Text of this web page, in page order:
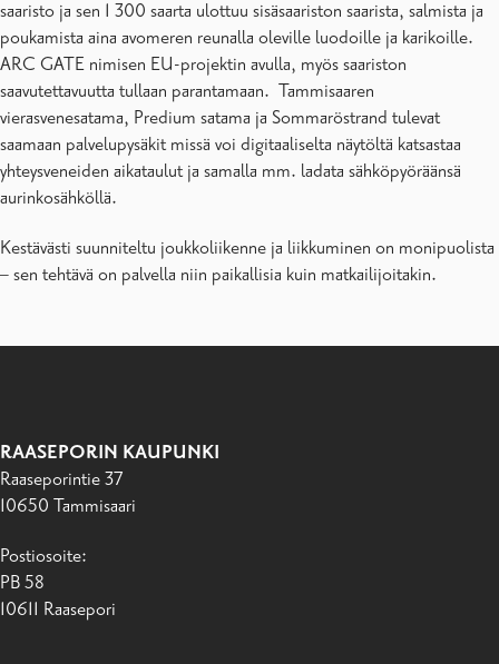
saaristo ja sen 1 300 saarta ulottuu sisäsaariston saarista, salmista ja
poukamista aina avomeren reunalla oleville luodoille ja karikoille.
ARC GATE nimisen EU-projektin avulla, myös saariston
saavutettavuutta tullaan parantamaan. Tammisaaren
vierasvenesatama, Predium satama ja Sommaröstrand tulevat
saamaan palvelupysäkit missä voi digitaaliselta näytöltä katsastaa
yhteysveneiden aikataulut ja samalla mm. ladata sähköpyöräänsä
aurinkosähköllä.
Kestävästi suunniteltu joukkoliikenne ja liikkuminen on monipuolista
– sen tehtävä on palvella niin paikallisia kuin matkailijoitakin.
RAASEPORIN KAUPUNKI
Raaseporintie 37
10650 Tammisaari
Postiosoite:
PB 58
10611 Raasepori